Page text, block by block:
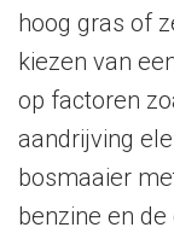
hoog gras of
kiezen van
op factoren
aandrijving
bosmaaier
benzine en